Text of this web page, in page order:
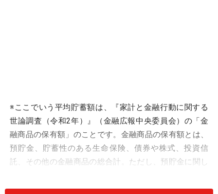
※ここでいう平均貯蓄額は、『家計と金融行動に関する
世論調査（令和2年）』（金融広報中央委員会）の「金
融商品の保有額」のことです。金融商品の保有額とは、
預貯金、貯蓄性のある生命保険、債券や株式、投資信
託、その他の金融商品の総合計。ただし、預貯金に関し
を除いた、「運用のため、または将来に備えて蓄えてい